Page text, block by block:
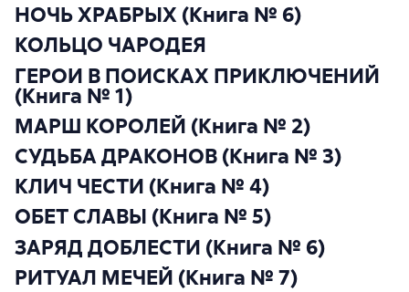
НОЧЬ ХРАБРЫХ (Книга № 6)
КОЛЬЦО ЧАРОДЕЯ
ГЕРОИ В ПОИСКАХ ПРИКЛЮЧЕНИЙ
(Книга № 1)
МАРШ КОРОЛЕЙ (Книга № 2)
СУДЬБА ДРАКОНОВ (Книга № 3)
КЛИЧ ЧЕСТИ (Книга № 4)
ОБЕТ СЛАВЫ (Книга № 5)
ЗАРЯД ДОБЛЕСТИ (Книга № 6)
РИТУАЛ МЕЧЕЙ (Книга № 7)